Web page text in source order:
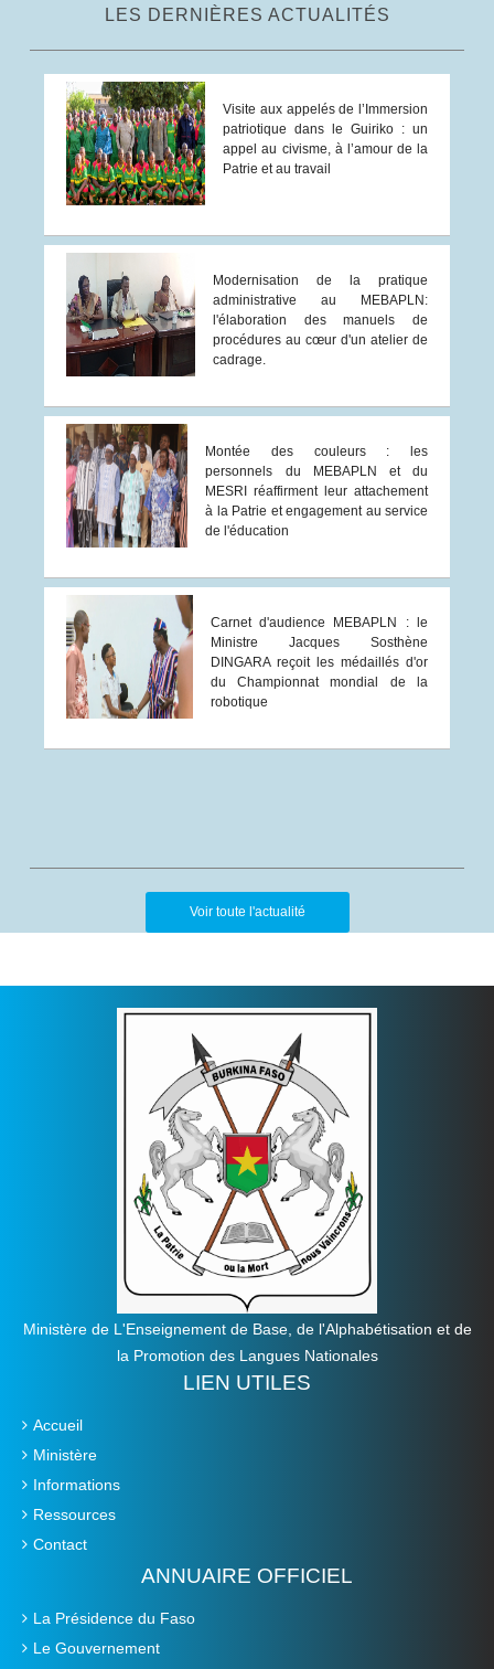
LES DERNIÈRES ACTUALITÉS
Visite aux appelés de l’Immersion
patriotique dans le Guiriko : un
appel au civisme, à l’amour de la
Patrie et au travail
Modernisation de la pratique
administrative au MEBAPLN:
l'élaboration des manuels de
procédures au cœur d'un atelier de
cadrage.
Montée des couleurs : les
personnels du MEBAPLN et du
MESRI réaffirment leur attachement
à la Patrie et engagement au service
de l'éducation
Carnet d'audience MEBAPLN : le
Ministre Jacques Sosthène
DINGARA reçoit les médaillés d'or
du Championnat mondial de la
robotique
Voir toute l'actualité
Ministère de L'Enseignement de Base, de l'Alphabétisation et de
la Promotion des Langues Nationales
LIEN UTILES
Accueil
Ministère
Informations
Ressources
Contact
ANNUAIRE OFFICIEL
La Présidence du Faso
Le Gouvernement